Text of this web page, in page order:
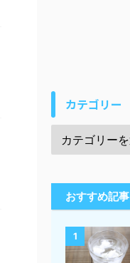
カテゴリー
おすすめ記事
1